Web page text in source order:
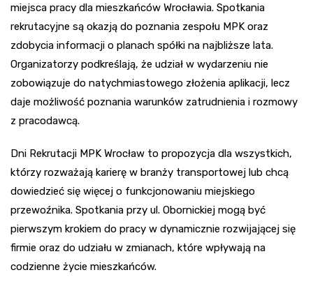
miejsca pracy dla mieszkańców Wrocławia. Spotkania
rekrutacyjne są okazją do poznania zespołu MPK oraz
zdobycia informacji o planach spółki na najbliższe lata.
Organizatorzy podkreślają, że udział w wydarzeniu nie
zobowiązuje do natychmiastowego złożenia aplikacji, lecz
daje możliwość poznania warunków zatrudnienia i rozmowy
z pracodawcą.
Dni Rekrutacji MPK Wrocław to propozycja dla wszystkich,
którzy rozważają karierę w branży transportowej lub chcą
dowiedzieć się więcej o funkcjonowaniu miejskiego
przewoźnika. Spotkania przy ul. Obornickiej mogą być
pierwszym krokiem do pracy w dynamicznie rozwijającej się
firmie oraz do udziału w zmianach, które wpływają na
codzienne życie mieszkańców.